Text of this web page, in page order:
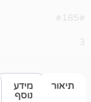
חוות
דעת (0)